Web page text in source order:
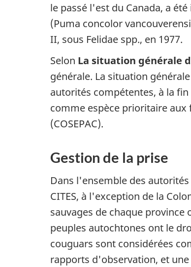
le passé l'est du Canada, a
(Puma concolor
II, sous Felidae spp., en 1977.
Selon La situation générale
générale. La situation
autorités compétentes, à la
comme espèce prioritaire aux
(COSEPAC).
Gestion de la prise
Dans l'ensemble des
CITES, à l'exception de la
sauvages de chaque
peuples autochtones ont le
couguars sont considérées
rapports d'observation, et